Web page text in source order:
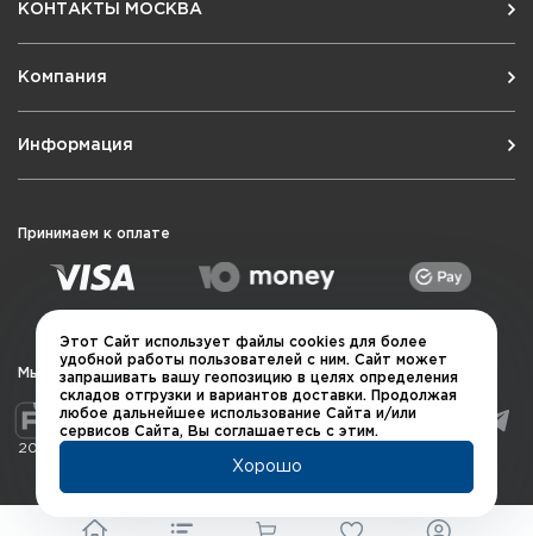
КОНТАКТЫ МОСКВА
Компания
Информация
Принимаем к оплате
Мы в социальных сетях
2026 © QUARTA "Оружейный квартал"
Этот Сайт использует файлы cookies для более
удобной работы пользователей с ним. Сайт может
запрашивать вашу геопозицию в целях определения
складов отгрузки и вариантов доставки. Продолжая
любое дальнейшее использование Сайта и/или
сервисов Сайта, Вы соглашаетесь с этим.
Хорошо